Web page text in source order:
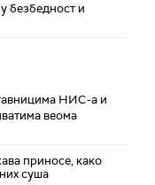
безбедност и
НИС-а и
веома
приносе, како
суша